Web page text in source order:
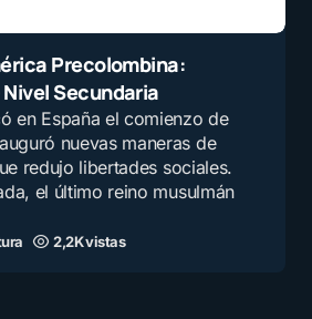
Precolombina:
Secundaria
en España el comienzo de
nuevas maneras de
redujo libertades sociales.
el último reino musulmán
2,2K vistas